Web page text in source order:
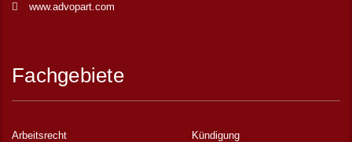
www.advopart.com
Fachgebiete
Arbeitsrecht Kündigung